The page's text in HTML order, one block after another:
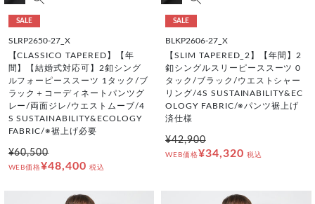
SALE
SLRP2650-27_X
【CLASSICO TAPERED】【年
間】【結婚式対応可】2釦シング
ルフォーピーススーツ 1タック/ブ
ラック＋コーディネートパンツグ
レー/両面ジレ/ウエストムーブ/4
S SUSTAINABILITY&ECOLOGY
FABRIC/※裾上げ必要
¥60,500
WEB価格¥48,400 税込
SALE
BLKP2606-27_X
【SLIM TAPERED_2】【年間】2
釦シングルスリーピーススーツ 0
タック/ブラック/ウエストシャー
リング/4S SUSTAINABILITY&EC
OLOGY FABRIC/※パンツ裾上げ
済仕様
¥42,900
WEB価格¥34,320 税込